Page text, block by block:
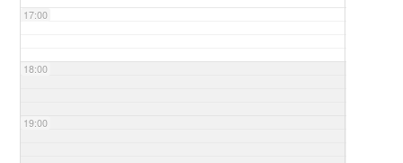
17:00
18:00
19:00